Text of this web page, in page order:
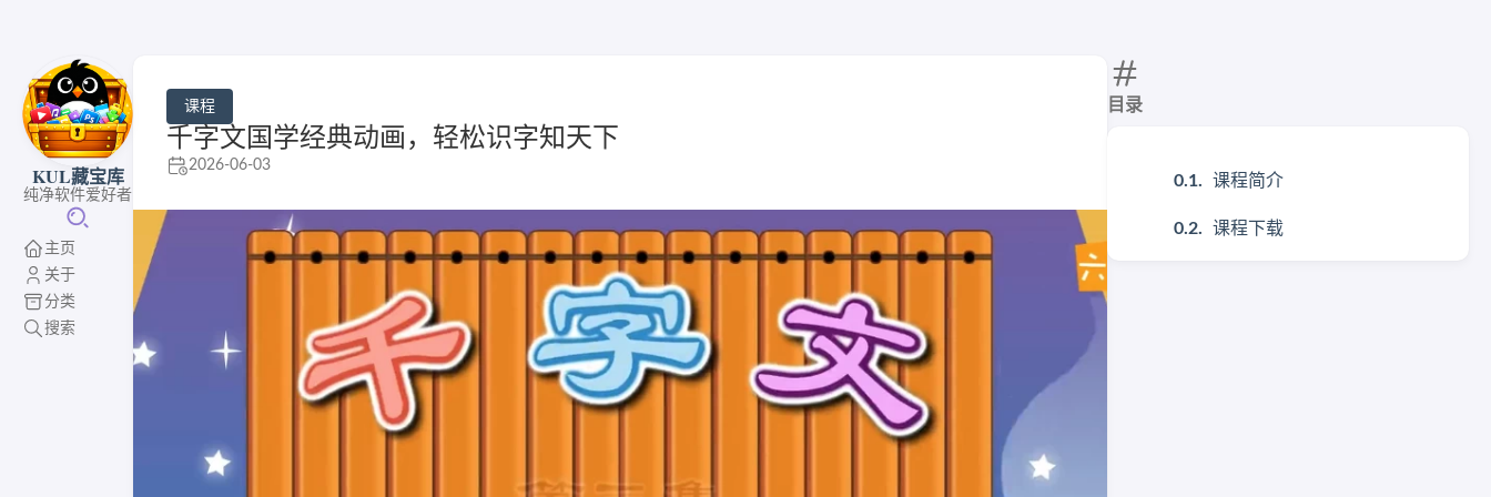
KUL藏宝库
纯净软件爱好者
主页
关于
分类
搜索
目录
课程简介
课程下载
课程
千字文国学经典动画，轻松识字知天下
2026-06-03